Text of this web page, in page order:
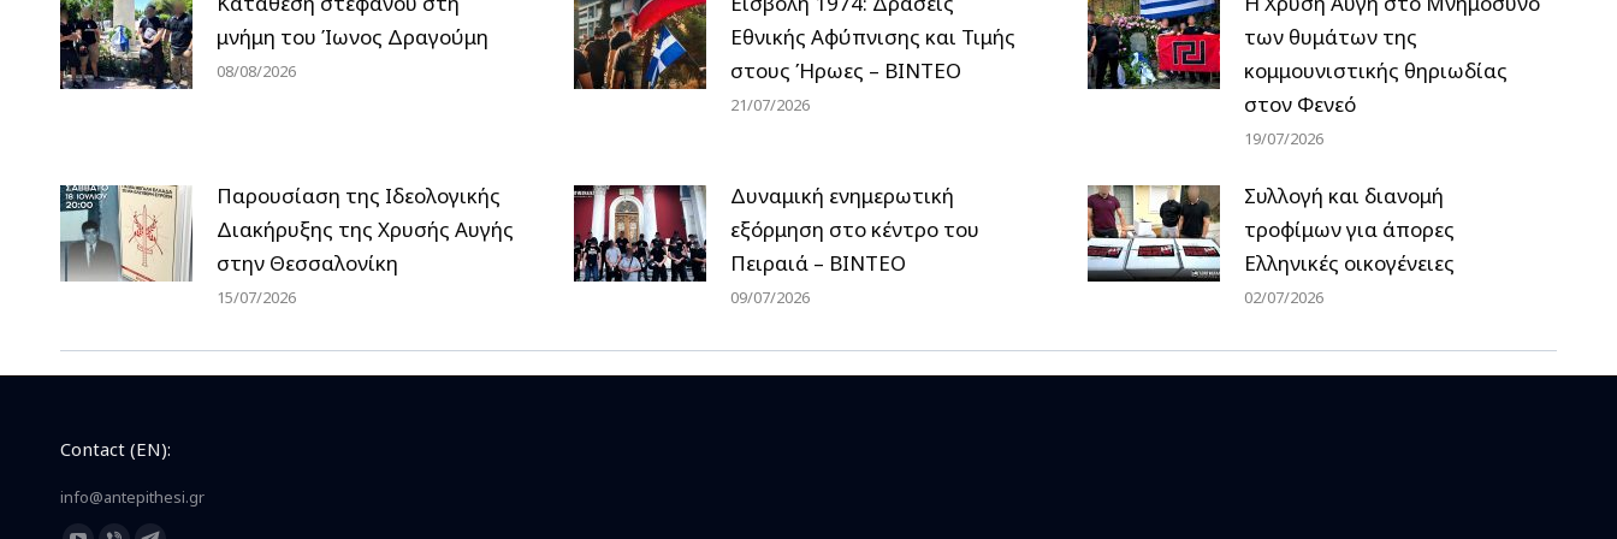
μνήμη του Ίωνος Δραγούμη
08/08/2026
Εθνικής Αφύπνισης και Τιμής
στους Ήρωες – ΒΙΝΤΕΟ
21/07/2026
των θυμάτων της
κομμουνιστικής θηριωδίας
στον Φενεό
19/07/2026
Παρουσίαση της Ιδεολογικής
Διακήρυξης της Χρυσής Αυγής
στην Θεσσαλονίκη
15/07/2026
Δυναμική ενημερωτική
εξόρμηση στο κέντρο του
Πειραιά – ΒΙΝΤΕΟ
09/07/2026
Συλλογή και διανομή
τροφίμων για άπορες
Ελληνικές οικογένειες
02/07/2026
Contact (EN):
info@antepithesi.gr
Find us on: